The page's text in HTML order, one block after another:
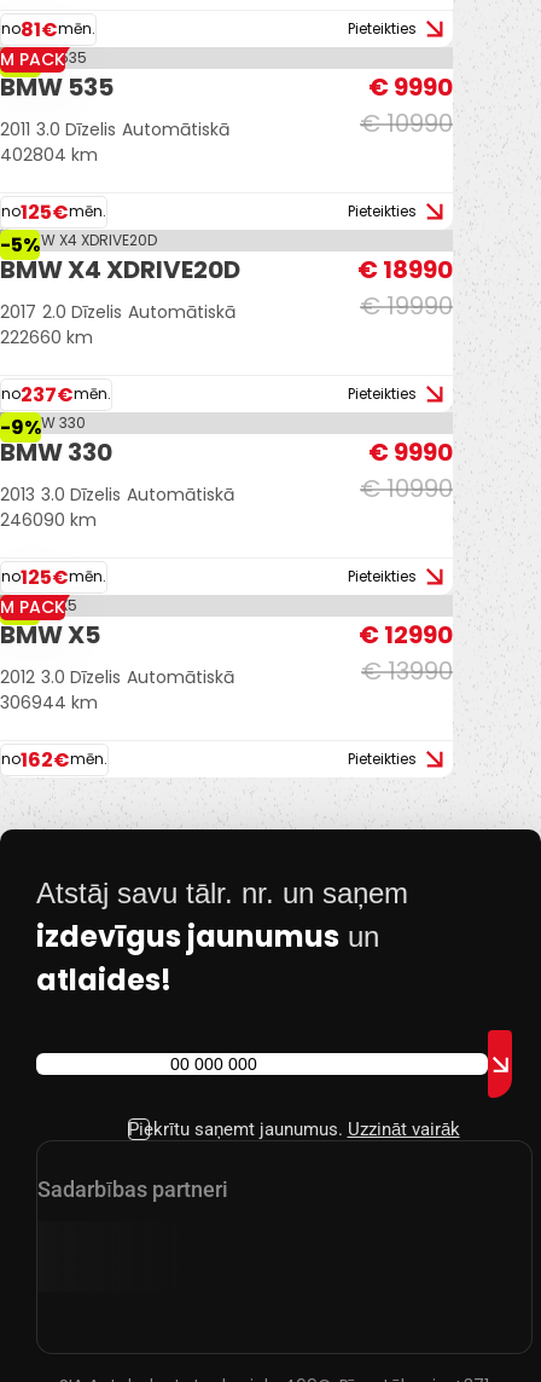
no81€mēn. Pieteikties
-9%
M PACK
BMW 535
€ 10990
€ 9990
2011 3.0 Dīzelis Automātiskā
402804 km
no125€mēn. Pieteikties
-5%
BMW X4 XDRIVE20D
€ 19990
€ 18990
2017 2.0 Dīzelis Automātiskā
222660 km
no237€mēn. Pieteikties
-9%
BMW 330
€ 10990
€ 9990
2013 3.0 Dīzelis Automātiskā
246090 km
no125€mēn. Pieteikties
-7%
M PACK
BMW X5
€ 13990
€ 12990
2012 3.0 Dīzelis Automātiskā
306944 km
no162€mēn. Pieteikties
Atstāj savu tālr. nr. un saņem
izdevīgus jaunumus un
atlaides!
Piekrītu saņemt jaunumus. Uzzināt vairāk
Sadarbības partneri